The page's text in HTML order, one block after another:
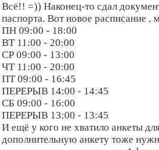
Всё!! =)) Наконец-то сдал
паспорта. Вот новое расписание ,
ПН 09:00 - 18:00
ВТ 11:00 - 20:00
СР 09:00 - 13:00
ЧТ 11:00 - 20:00
ПТ 09:00 - 16:45
ПЕРЕРЫВ 14:00 - 14:45
СБ 09:00 - 16:00
ПЕРЕРЫВ 13:00 - 13:45
И ещё у кого не хватило анкеты
дополнительную анкету тоже